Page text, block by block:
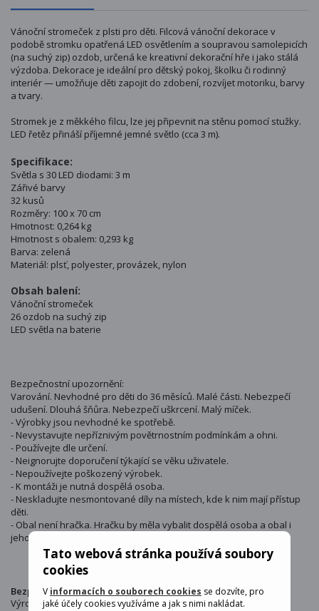
Tato webová stránka používá soubory
cookies
V informacích o souborech cookies se dozvíte, pro
jaké účely cookies využíváme a jak s nimi nakládat.
Vánoční stromeček z plsti pro děti. Filcová vánoční dekorace v
podobě stromku opatřená LED osvětlením a soupravou samolepicích
(na suchý zip) ozdob, určená ke kreativní dekorační hře i jako stálá
výzdoba. Dekorace je ideální pro dětský pokoj, školku či rodinný
interiér — umožňuje děti zapojit do zdobení, rozvíjet motoriku, barvy
a tvary.
Stromek je z měkkého filcu, lze jej připevnit na stěnu pomocí stužky.
LED řetěz přináší příjemné jemné světlo (cca 3 m).
Specifikace:
Světla s 30 LED diodami: 3 m
Zářivé barvy
32 kusů
Rozměry: 100 x 70 cm
Hmotnost: 0,264 kg
Hmotnost s obalem: 0,293 kg
Barva: zelená
Materiál: plsť, polyester, provázek, nylon
Obsah balení:
Vánoční stromeček
26 ozdob na suchý zip
LED světla na baterie
Bezpečnostní upozornění:
Varování. Nevhodné pro děti do 36 měsíců. Malé části. Nebezpečí
udušení. Dlouhá šňůra. Nebezpečí uškrcení. Malý míček.
- Výrobky jsou nevhodné ke spotřebě.
- Nevystavujte nepříznivým povětrnostním podmínkám a ohni.
- Používejte dle určení.
- Neignorujte doporučení týkající se věku uživatele.
- Nepoužívejte poškozený výrobek.
- K montáži je nutná dospělá osoba.
- Neskladujte nesmontované díly na místech, kde k nim mají přístup
děti.
- Obal není hračka. Hračku by měla vybalit dospělá osoba a obal i
jeho části by měly být odstraněny mimo dosah dítěte.
Bezpečnostní upozornění:
Výrobce : KRUZZEL